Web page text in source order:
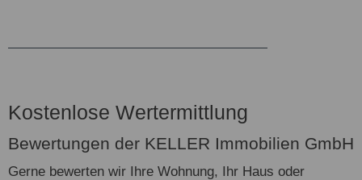
Kostenlose Wertermittlung
Bewertungen der KELLER Immobilien GmbH
Gerne bewerten wir Ihre Wohnung, Ihr Haus oder